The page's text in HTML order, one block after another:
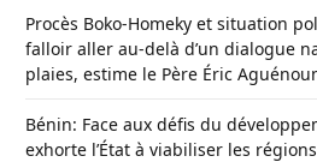
Procès Boko-Homeky et situation
falloir aller au-delà d’un dialogue
plaies, estime le Père Éric
Bénin: Face aux défis du
exhorte l’État à viabiliser les